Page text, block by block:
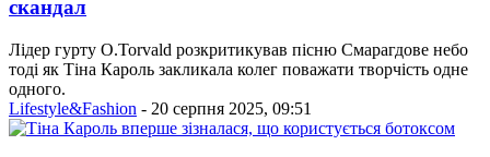
скандал
Лідер гурту O.Torvald розкритикував пісню Смарагдове небо
тоді як Тіна Кароль закликала колег поважати творчість одне
одного.
Lifestyle&Fashion - 20 серпня 2025, 09:51